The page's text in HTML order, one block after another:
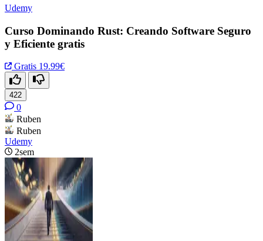
Udemy
Curso Dominando Rust: Creando Software Seguro
y Eficiente gratis
Gratis 19.99€
422
0
Ruben
Ruben
Udemy
2sem